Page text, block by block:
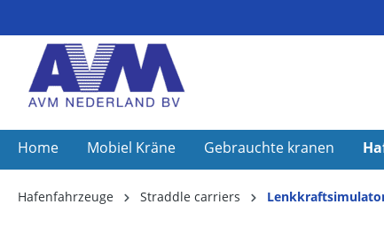
Home Mobiel Kräne Gebrauchte kranen
Hafenfahrzeuge Straddle carriers